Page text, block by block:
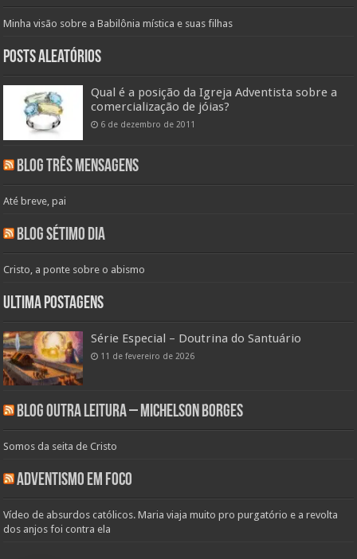
Minha visão sobre a Babilônia mística e suas filhas
Posts aleatórios
Qual é a posição da Igreja Adventista sobre a
comercialização de jóias?
6 de dezembro de 2011
Blog Três Mensagens
Até breve, pai
Blog Sétimo Dia
Cristo, a ponte sobre o abismo
Ultima Postagens
Série Especial – Doutrina do Santuário
11 de fevereiro de 2026
Blog Outra Leitura – Michelson Borges
Somos da seita de Cristo
Adventismo em Foco
Vídeo de absurdos católicos. Maria viaja muito pro purgatório e a revolta
dos anjos foi contra ela